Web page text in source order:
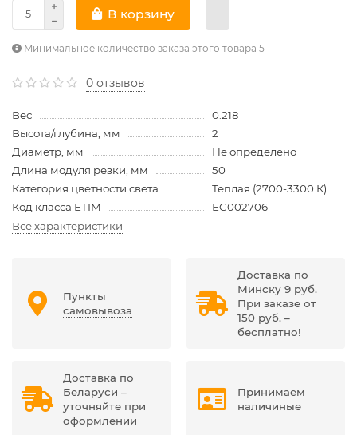
В корзину
Минимальное количество заказа этого товара 5
0 отзывов
Вес
0.218
Высота/глубина, мм
2
Диаметр, мм
Не определено
Длина модуля резки, мм
50
Категория цветности света
Теплая (2700-3300 К)
Код класса ETIM
EC002706
Все характеристики
Пункты
самовывоза
Доставка по
Минску 9 руб.
При заказе от
150 руб. –
бесплатно!
Доставка по
Беларуси –
уточняйте при
оформлении
Принимаем
наличиные